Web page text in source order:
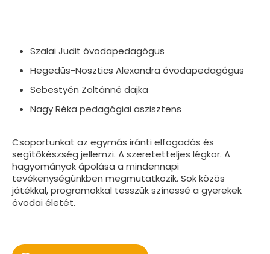
Szalai Judit óvodapedagógus
Hegedüs-Nosztics Alexandra óvodapedagógus
Sebestyén Zoltánné dajka
Nagy Réka pedagógiai aszisztens
Csoportunkat az egymás iránti elfogadás és
segítőkészség jellemzi. A szeretetteljes légkör. A
hagyományok ápolása a mindennapi
tevékenységünkben megmutatkozik. Sok közös
játékkal, programokkal tesszük színessé a gyerekek
óvodai életét.